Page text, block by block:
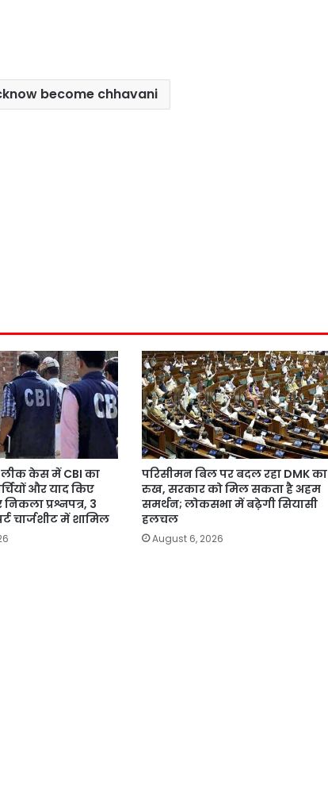
become chhavani
लीक केस में CBI का
और याद किए
प्रश्नपत्र, 3
चार्जशीट में शामिल
परिसीमन बिल पर बदल रहा DMK का
रुख, सरकार को मिल सकता है अहम
समर्थन; लोकसभा में बढ़ेगी सियासी
हलचल
August 6, 2026